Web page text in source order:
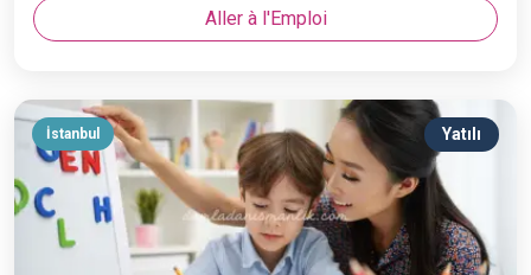
Aller à l'Emploi
İstanbul Yatılı